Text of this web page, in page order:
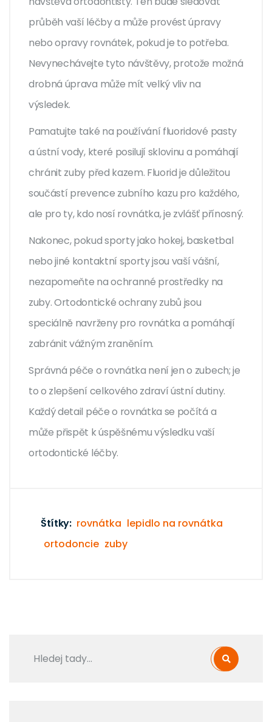
průběh vaší léčby a může provést úpravy
nebo opravy rovnátek, pokud je to potřeba.
Nevynechávejte tyto návštěvy, protože možná
drobná úprava může mít velký vliv na
výsledek.
Pamatujte také na používání fluoridové pasty
a ústní vody, které posilují sklovinu a pomáhají
chránit zuby před kazem. Fluorid je důležitou
součástí prevence zubního kazu pro každého,
ale pro ty, kdo nosí rovnátka, je zvlášť přínosný.
Nakonec, pokud sporty jako hokej, basketbal
nebo jiné kontaktní sporty jsou vaší vášní,
nezapomeňte na ochranné prostředky na
zuby. Ortodontické ochrany zubů jsou
speciálně navrženy pro rovnátka a pomáhají
zabránit vážným zraněním.
Správná péče o rovnátka není jen o zubech; je
to o zlepšení celkového zdraví ústní dutiny.
Každý detail péče o rovnátka se počítá a
může přispět k úspěšnému výsledku vaší
ortodontické léčby.
Štítky: rovnátka lepidlo na rovnátka
ortodoncie zuby